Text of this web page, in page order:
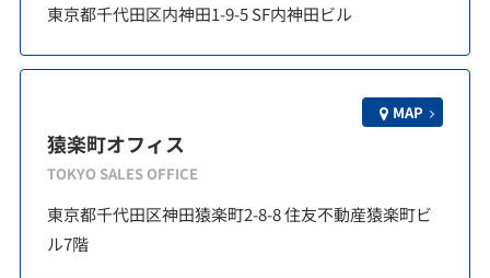
東京都千代田区内神田1-9-5 SF内神田ビル
猿楽町オフィス
TOKYO SALES OFFICE
MAP
東京都千代田区神田猿楽町2-8-8 住友不動産猿楽町ビ
ル7階